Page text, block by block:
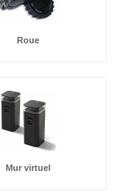
Roue
Mur virtuel